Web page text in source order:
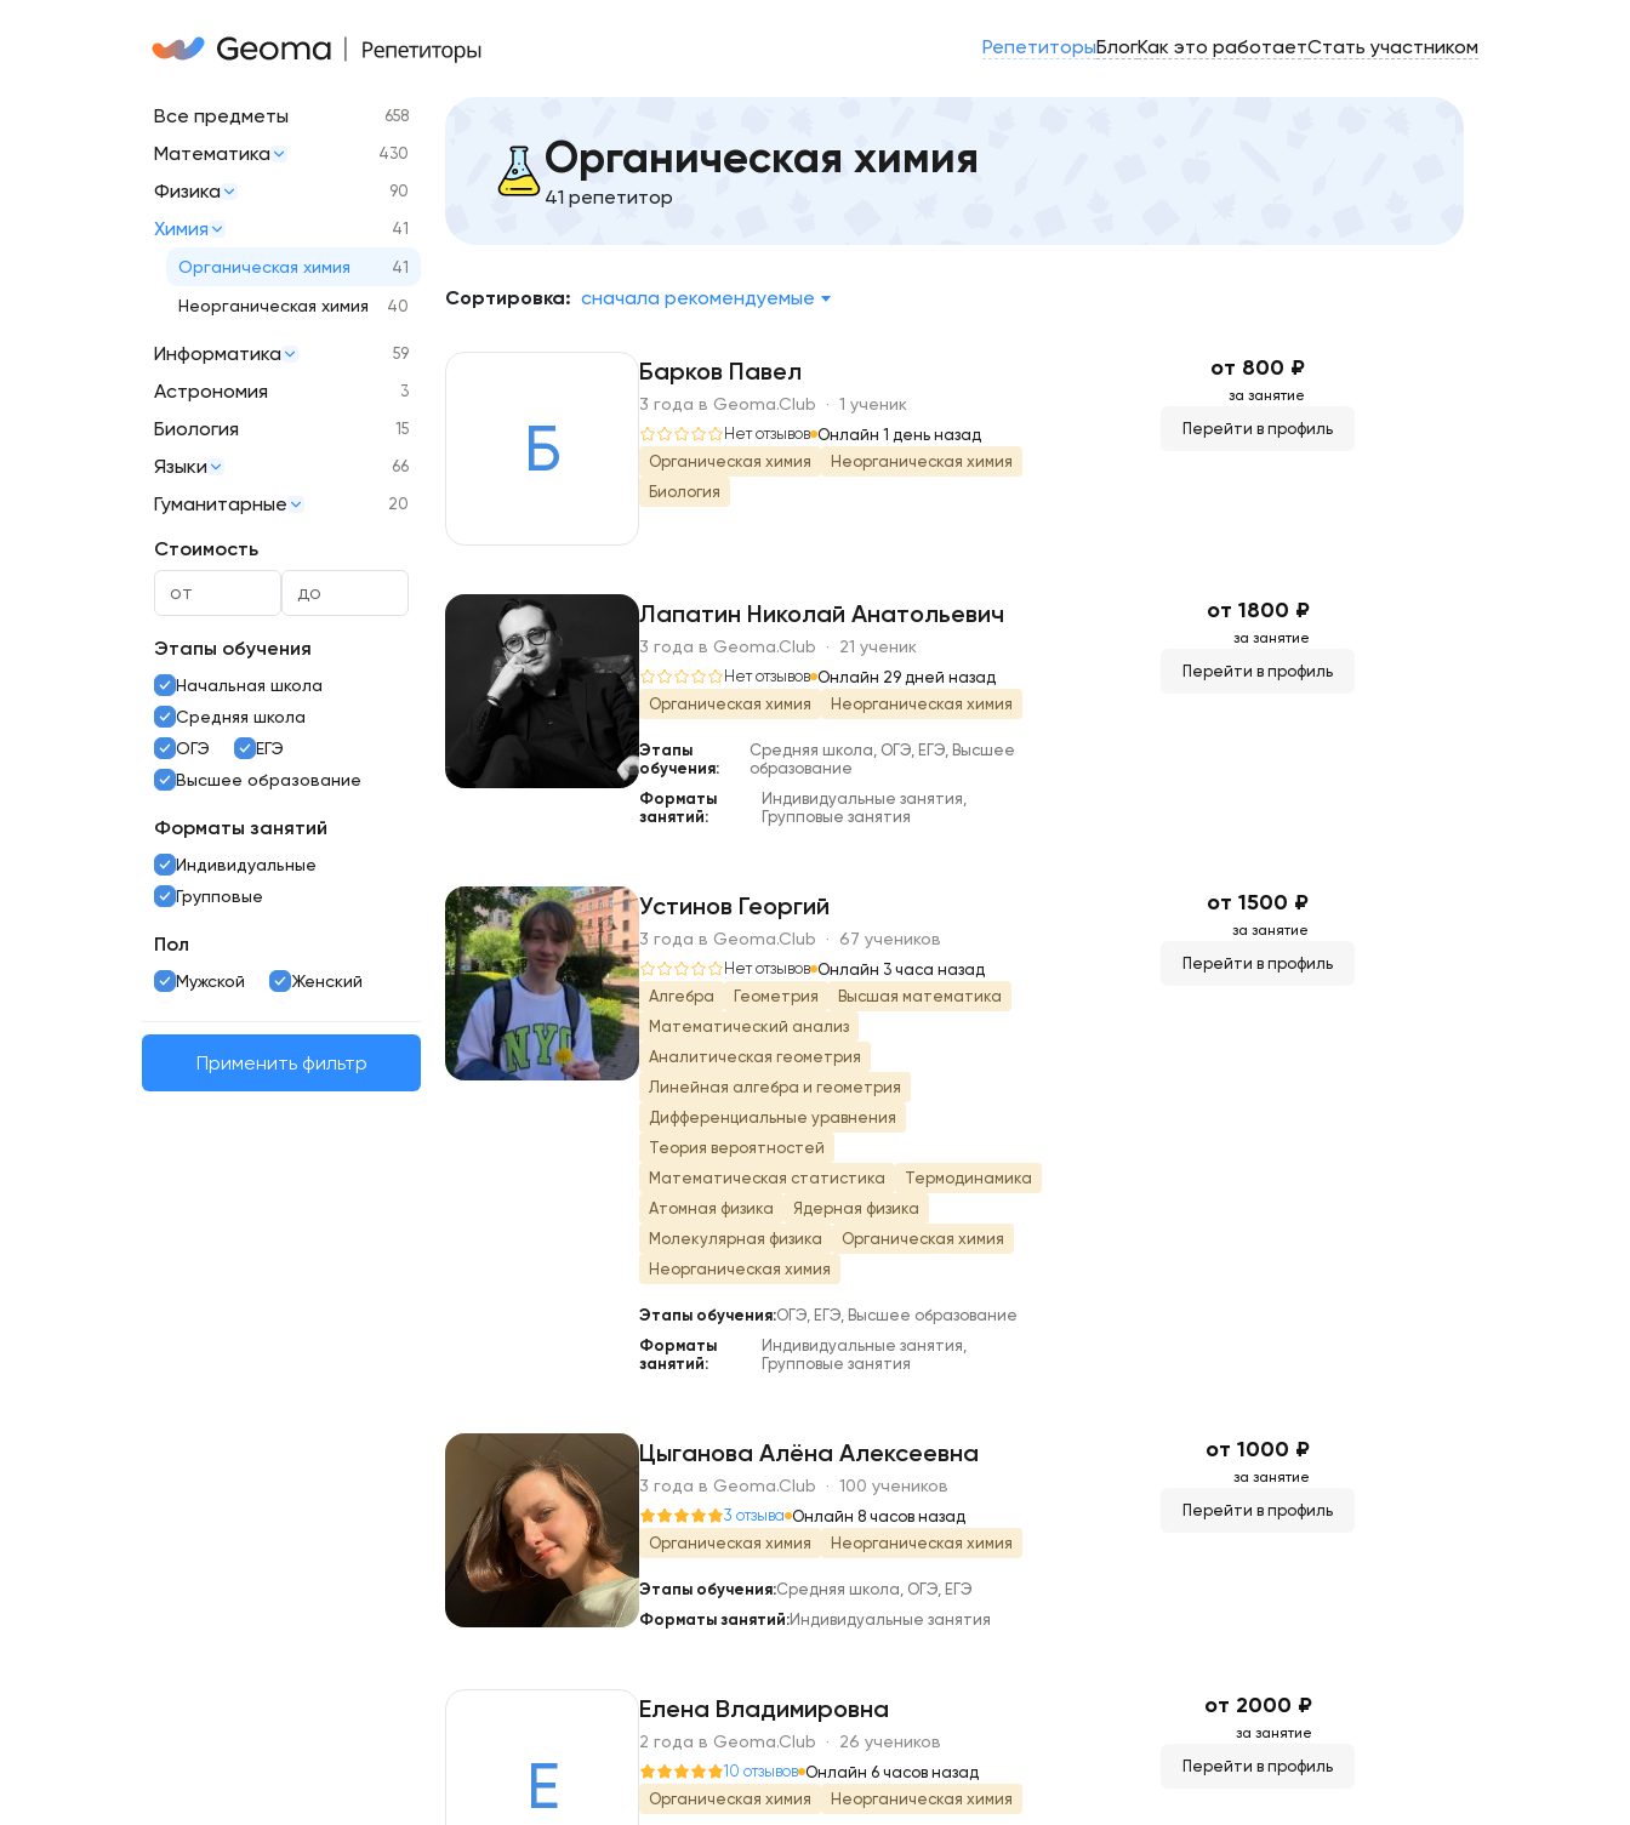
РепетиторыБлогКак это работаетСтать участником
Все предметы 658
Математика 430
Физика 90
Химия 41
Органическая химия 41
Неорганическая химия 40
Информатика 59
Астрономия 3
Биология 15
Языки 66
Гуманитарные 20
Стоимость
Этапы обучения
Начальная школа
Средняя школа
ОГЭ
ЕГЭ
Высшее образование
Форматы занятий
Индивидуальные
Групповые
Пол
Мужской Женский
Применить фильтр
Органическая химия
41 репетитор
Сортировка: сначала рекомендуемые
Б
Барков Павел
3 года в Geoma.Club · 1 ученик
Нет отзывов Онлайн 1 день назад
Органическая химия
Неорганическая химия
Биология
от 800 ₽
за занятие
Перейти в профиль
Л
Лапатин Николай Анатольевич
3 года в Geoma.Club · 21 ученик
Нет отзывов Онлайн 29 дней назад
Органическая химия
Неорганическая химия
Этапы
обучения:
Средняя школа, ОГЭ, ЕГЭ, Высшее
образование
Форматы
занятий:
Индивидуальные занятия,
Групповые занятия
от 1800 ₽
за занятие
Перейти в профиль
У
Устинов Георгий
3 года в Geoma.Club · 67 учеников
Нет отзывов Онлайн 3 часа назад
Алгебра
Геометрия
Высшая математика
Математический анализ
Аналитическая геометрия
Линейная алгебра и геометрия
Дифференциальные уравнения
Теория вероятностей
Математическая статистика
Термодинамика
Атомная физика
Ядерная физика
Молекулярная физика
Органическая химия
Неорганическая химия
Этапы обучения:ОГЭ, ЕГЭ, Высшее образование
Форматы
занятий:
Индивидуальные занятия,
Групповые занятия
от 1500 ₽
за занятие
Перейти в профиль
Ц
Цыганова Алёна Алексеевна
3 года в Geoma.Club · 100 учеников
3 отзыва Онлайн 8 часов назад
Органическая химия
Неорганическая химия
Этапы обучения:Средняя школа, ОГЭ, ЕГЭ
Форматы занятий:Индивидуальные занятия
от 1000 ₽
за занятие
Перейти в профиль
Е
Елена Владимировна
2 года в Geoma.Club · 26 учеников
10 отзывов Онлайн 6 часов назад
Органическая химия
Неорганическая химия
от 2000 ₽
за занятие
Перейти в профиль